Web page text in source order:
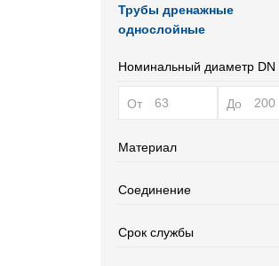
Трубы дренажные
однослойные
Номинальный диаметр DN
От До
Материал
Соединение
Срок службы